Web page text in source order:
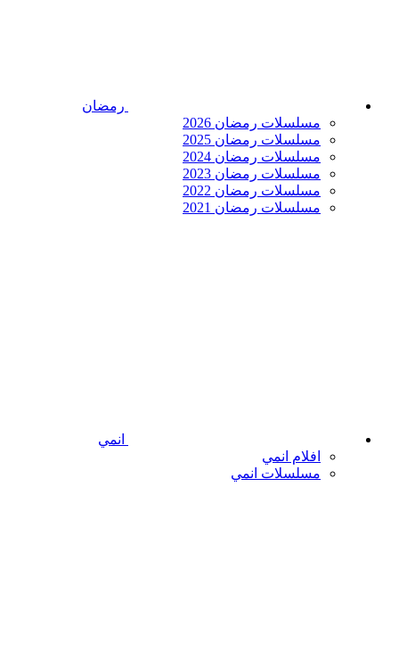
رمضان
مسلسلات رمضان 2026
مسلسلات رمضان 2025
مسلسلات رمضان 2024
مسلسلات رمضان 2023
مسلسلات رمضان 2022
مسلسلات رمضان 2021
انمي
افلام انمي
مسلسلات انمي